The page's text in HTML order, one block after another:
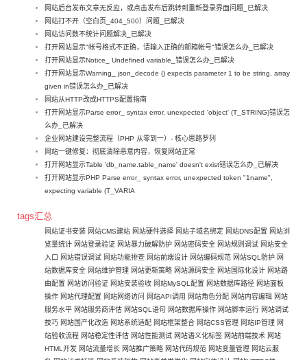
网站后台发布文章无反应，或点击发布后跳转到重新登录界面问题_已解决
网站打不开（空白页_404_500）问题_已解决
网站访问数不统计问题解决_已解决
打开网站显示"帐号格式不正确，请输入正确的邮箱帐号"错误怎么办_已解决
打开网站显示Notice_ Undefined variable_错误怎么办_已解决
打开网站显示Warning_ json_decode () expects parameter 1 to be string, array
given in错误怎么办_已解决
网站从HTTP改成HTTPS配置指南
打开网站显示Parse error_ syntax error, unexpected 'object' (T_STRING)错误怎
么办_已解决
企业网站建设完整流程（PHP 从零到一）- 核心思路罗列
网站一键修复：彻底清除恶意内容，恢复网站正常
打开网站显示Table 'db_name.table_name' doesn't exist错误怎么办_已解决
打开网站显示PHP Parse error_ syntax error, unexpected token "1name",
expecting variable (T_VARIA
tags汇总
网站证书安装 网站CMS建站 网站硬件选择 网站子域名绑定 网站DNS配置 网站浏
览量统计 网站登录验证 网站暴力破解防护 网站密码安全 网站规则调试 网站安全
入口 网站错误调试 网站功能排查 网站前端设计 网站编码规范 网站SQL防护 网
站数据库安全 网站维护管理 网站更新策略 网站源码安全 网站国际化设计 网站路
由配置 网站访问验证 网站安装验收 网站MySQL配置 网站数据库路径 网站面板
操作 网站代理配置 网站网络访问 网站API调用 网站角色分配 网站内容编辑 网站
服务水平 网站服务商评估 网站SQL语句 网站数据库操作 网站脚本运行 网站调试
技巧 网站国产化改造 网站系统适配 网站框架整合 网站CSS管理 网站IP管理 网
站验收流程 网站稳定性评估 网站性能测试 网站语义化标签 网站前端技术 网站
HTML开发 网站流量增长 网站推广策略 网站代码规范 网站变量管理 网站云服